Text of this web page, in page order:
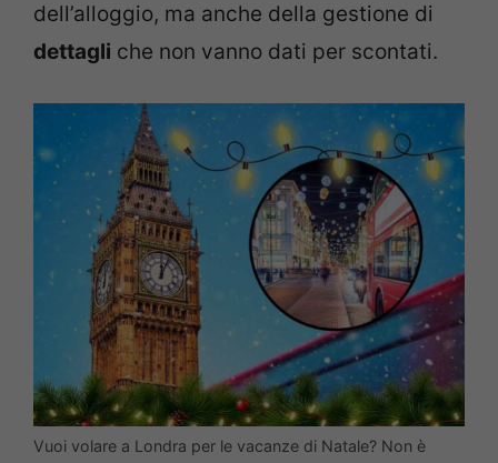
dell’alloggio, ma anche della gestione di
dettagli che non vanno dati per scontati.
Vuoi volare a Londra per le vacanze di Natale? Non è